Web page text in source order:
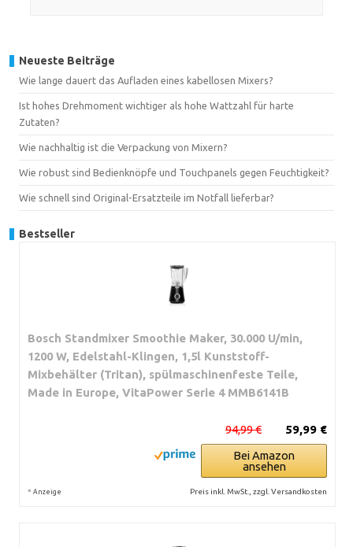
Neueste Beiträge
Wie lange dauert das Aufladen eines kabellosen Mixers?
Ist hohes Drehmoment wichtiger als hohe Wattzahl für harte
Zutaten?
Wie nachhaltig ist die Verpackung von Mixern?
Wie robust sind Bedienknöpfe und Touchpanels gegen Feuchtigkeit?
Wie schnell sind Original-Ersatzteile im Notfall lieferbar?
Bestseller
Bosch Standmixer Smoothie Maker, 30.000 U/min,
1200 W, Edelstahl-Klingen, 1,5l Kunststoff-
Mixbehälter (Tritan), spülmaschinenfeste Teile,
Made in Europe, VitaPower Serie 4 MMB6141B
59,99 €
94,99 €
Bei Amazon
ansehen
* Anzeige Preis inkl. MwSt., zzgl. Versandkosten